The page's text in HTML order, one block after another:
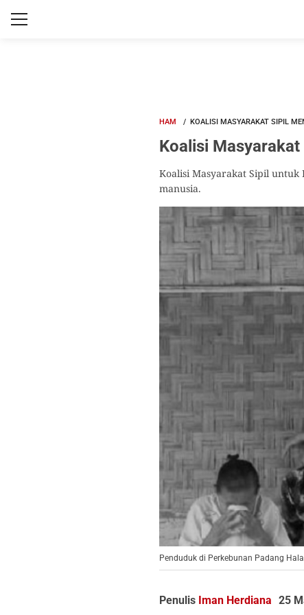
HAM KOALISI MASYARAKAT SIPIL
Koalisi
Koalisi Masyarakat Sipil untuk
manusia.
Penduduk di Perkebunan Padang
Penulis Iman Herdiana 25